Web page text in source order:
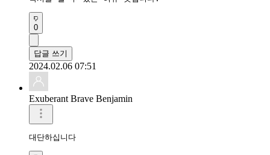
0
답글 쓰기
2024.02.06 07:51
Exuberant Brave Benjamin
대단하십니다